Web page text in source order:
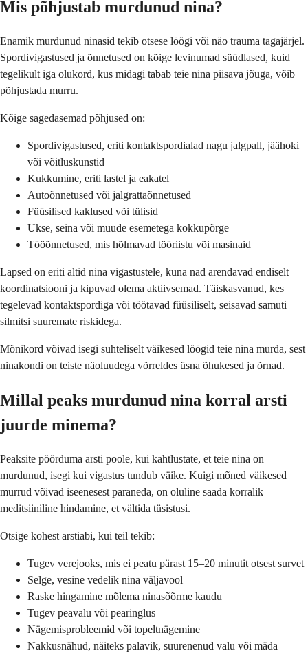
Mis põhjustab murdunud nina?
Enamik murdunud ninasid tekib otsese löögi või näo trauma tagajärjel.
Spordivigastused ja õnnetused on kõige levinumad süüdlased, kuid
tegelikult iga olukord, kus midagi tabab teie nina piisava jõuga, võib
põhjustada murru.
Kõige sagedasemad põhjused on:
Spordivigastused, eriti kontaktspordialad nagu jalgpall, jäähoki
või võitluskunstid
Kukkumine, eriti lastel ja eakatel
Autoõnnetused või jalgrattaõnnetused
Füüsilised kaklused või tülisid
Ukse, seina või muude esemetega kokkupõrge
Tööõnnetused, mis hõlmavad tööriistu või masinaid
Lapsed on eriti altid nina vigastustele, kuna nad arendavad endiselt
koordinatsiooni ja kipuvad olema aktiivsemad. Täiskasvanud, kes
tegelevad kontaktspordiga või töötavad füüsiliselt, seisavad samuti
silmitsi suuremate riskidega.
Mõnikord võivad isegi suhteliselt väikesed löögid teie nina murda, sest
ninakondi on teiste näoluudega võrreldes üsna õhukesed ja õrnad.
Millal peaks murdunud nina korral arsti
juurde minema?
Peaksite pöörduma arsti poole, kui kahtlustate, et teie nina on
murdunud, isegi kui vigastus tundub väike. Kuigi mõned väikesed
murrud võivad iseenesest paraneda, on oluline saada korralik
meditsiiniline hindamine, et vältida tüsistusi.
Otsige kohest arstiabi, kui teil tekib:
Tugev verejooks, mis ei peatu pärast 15–20 minutit otsest survet
Selge, vesine vedelik nina väljavool
Raske hingamine mõlema ninasõõrme kaudu
Tugev peavalu või pearinglus
Nägemisprobleemid või topeltnägemine
Nakkusnähud, näiteks palavik, suurenenud valu või mäda